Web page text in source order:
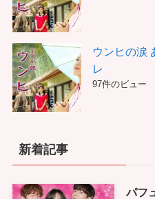
ウンヒの涙
レ
97件のビュー
新着記事
パフ